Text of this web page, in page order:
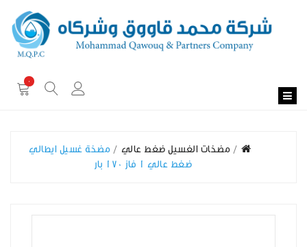
0
مضخات الغسيل ضغط عالي
مضخة غسيل ايطالي
ضغط عالي 1 فاز 170 بار